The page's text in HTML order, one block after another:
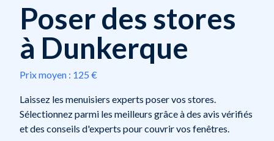
Poser des stores
à Dunkerque
Prix moyen : 125 €
Laissez les menuisiers experts poser vos stores.
Sélectionnez parmi les meilleurs grâce à des avis vérifiés
et des conseils d'experts pour couvrir vos fenêtres.